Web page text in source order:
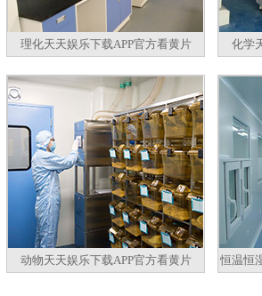
理化天天娱乐下载APP官方看黄片 化学
动物天天娱乐下载APP官方看黄片 恒温恒